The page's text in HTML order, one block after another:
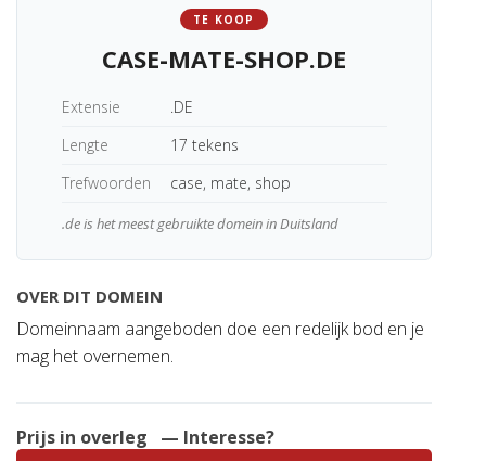
TE KOOP
CASE-MATE-SHOP.DE
Extensie
.DE
Lengte
17 tekens
Trefwoorden
case, mate, shop
.de is het meest gebruikte domein in Duitsland
OVER DIT DOMEIN
Domeinnaam aangeboden doe een redelijk bod en je
mag het overnemen.
Prijs in overleg
— Interesse?